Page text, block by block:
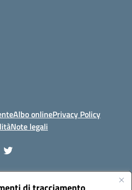
Albo onlinePrivacy Policy
Note legali
n.20 - 91025 Marsala